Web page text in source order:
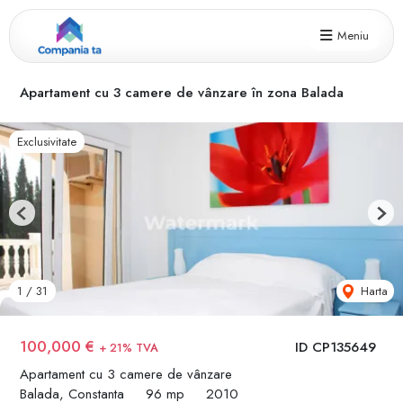
Meniu
Apartament cu 3 camere de vânzare în zona Balada
ID CP135649
100,000 € + 21% TVA
Apartament cu 3 camere de vânzare
Balada, Constanta
96 mp 2010
Exclusivitate
1 / 31 Harta
Previous Next